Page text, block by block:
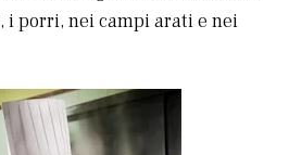
i porri, nei campi arati e nei